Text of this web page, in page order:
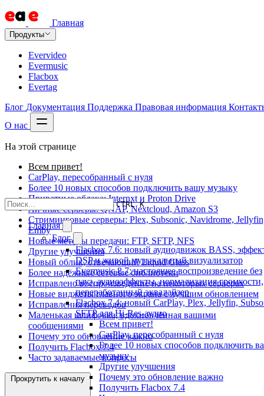
Главная
Продукты
Evervideo
Evermusic
Flacbox
Evertag
Блог Документация Поддержка Правовая информация
О нас
CTRL K
Главная
Блог
Flacbox 7.6: новый аудиодвижок BASS,
DSP и живой музыкальный визуализатор
Evermusic 8.7: настоящее воспроизведение без
пауз, аудиоэффекты, нормализация громкости,
переработанный эквалайзер
Flacbox 7.4: новый CarPlay, Plex, Jellyfin,
SFTP для Hi-Res-аудио
Всем привет!
CarPlay, пересобранный с нуля
Более 10 новых способов подключить
музыку
Другие улучшения
Почему это обновление важно
Получить Flacbox 7.4
На этой странице
Всем привет!
CarPlay, пересобранный с нуля
Более 10 новых способов подключить вашу музыку
Приватные облака: Internxt и Proton Drive
Личные серверы: QNAP, Nextcloud, Amazon S3
Стриминговые серверы: Plex, Subsonic, Navidrome,
Emby
Новые методы передачи: FTP, SFTP, NFS
Другие улучшения
Новый облик, отвечающий Liquid Glass
Более надёжные сетевые библиотеки
Исправлено воспроизведение на некоторых серверах
Новые виджеты главного экрана с лучшим обновлением
Исправления переводов
Маленькая шлифовка, вдохновлённая вашими
сообщениями
Почему это обновление важно
Получить Flacbox 7.4
Часто задаваемые вопросы
Прокрутить к началу